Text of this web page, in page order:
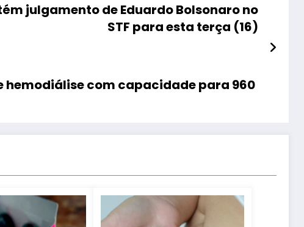
julgamento de Eduardo Bolsonaro no
STF para esta terça (16)
hemodiálise com capacidade para 960